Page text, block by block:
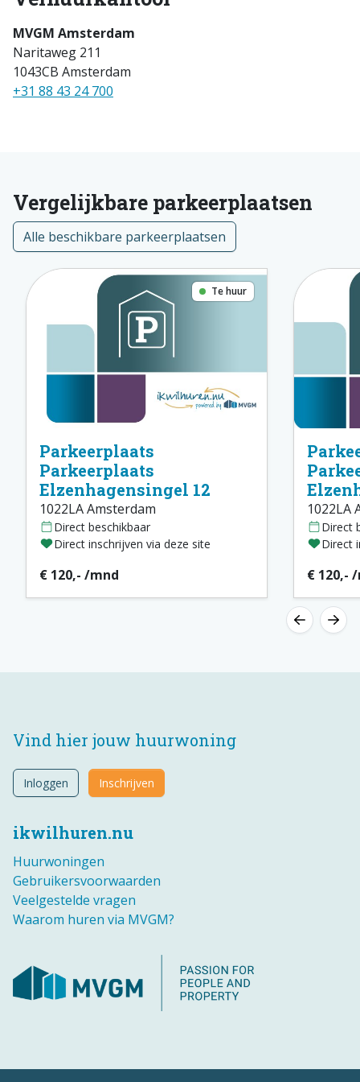
MVGM Amsterdam
Naritaweg 211
1043CB Amsterdam
+31 88 43 24 700
Vergelijkbare parkeerplaatsen
Alle beschikbare parkeerplaatsen
Te huur
Parkeerplaats
Parkeerplaats
Elzenhagensingel 12
1022LA Amsterdam
Direct beschikbaar
Direct inschrijven via deze site
€ 120,- /mnd
1022LA
Direct
Direct
€ 120,-
ikwilhuren.nu
Huurwoningen
Gebruikersvoorwaarden
Veelgestelde vragen
Waarom huren via MVGM?
Vind hier jouw huurwoning
Inloggen Inschrijven